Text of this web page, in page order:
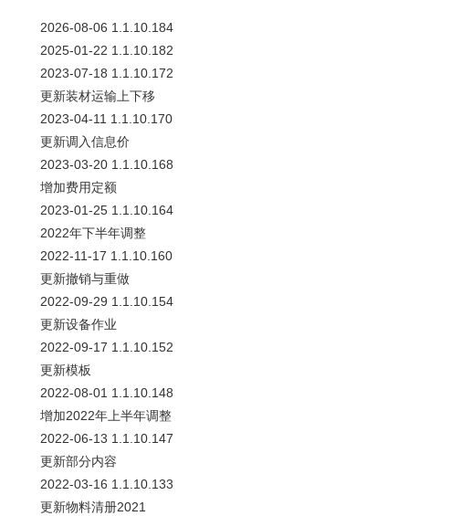
2026-08-06 1.1.10.184
2025-01-22 1.1.10.182
2023-07-18 1.1.10.172
更新装材运输上下移
2023-04-11 1.1.10.170
更新调入信息价
2023-03-20 1.1.10.168
增加费用定额
2023-01-25 1.1.10.164
2022年下半年调整
2022-11-17 1.1.10.160
更新撤销与重做
2022-09-29 1.1.10.154
更新设备作业
2022-09-17 1.1.10.152
更新模板
2022-08-01 1.1.10.148
增加2022年上半年调整
2022-06-13 1.1.10.147
更新部分内容
2022-03-16 1.1.10.133
更新物料清册2021